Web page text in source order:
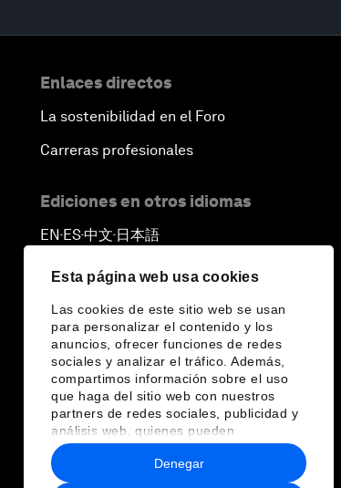
Esta página web usa cookies
Las cookies de este sitio web se usan
para personalizar el contenido y los
anuncios, ofrecer funciones de redes
sociales y analizar el tráfico. Además,
compartimos información sobre el uso
que haga del sitio web con nuestros
partners de redes sociales, publicidad y
análisis web, quienes pueden
combinarla con otra información que les
haya proporcionado o que hayan
recopilado a partir del uso que haya
Denegar
Enlaces directos
La sostenibilidad en el Foro
Carreras profesionales
Ediciones en otros idiomas
EN ▪ ES▪中文▪ 日本語